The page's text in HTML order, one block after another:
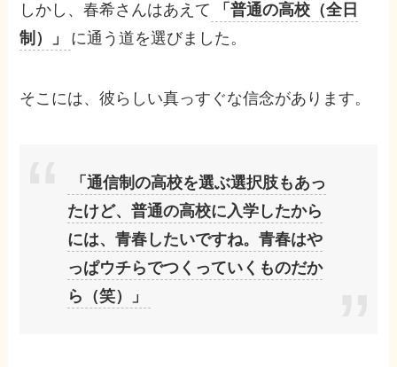
しかし、春希さんはあえて
「普通の高校（全日
制）」
に通う道を選びました。
そこには、彼らしい真っすぐな信念があります。
「通信制の高校を選ぶ選択肢もあっ
たけど、普通の高校に入学したから
には、青春したいですね。青春はや
っぱウチらでつくっていくものだか
ら（笑）」